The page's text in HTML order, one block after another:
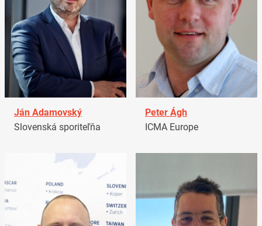
Ján Adamovský
Slovenská sporiteľňa
Peter Ágh
ICMA Europe